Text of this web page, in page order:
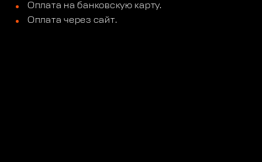
Оплата на банковскую карту.
Оплата через сайт.